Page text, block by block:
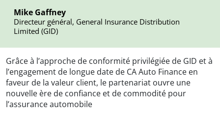
Mike Gaffney
Directeur général, General Insurance Distribution
Limited (GID)
Grâce à l’approche de conformité privilégiée de GID et à
l’engagement de longue date de CA Auto Finance en
faveur de la valeur client, le partenariat ouvre une
nouvelle ère de confiance et de commodité pour
l’assurance automobile